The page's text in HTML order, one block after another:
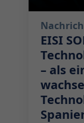
EISI
– als